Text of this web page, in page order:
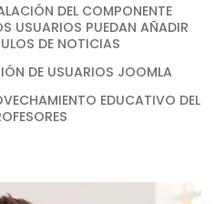
DEL COMPONENTE
USUARIOS PUEDAN AÑADIR
DE NOTICIAS
DE USUARIOS JOOMLA
EDUCATIVO DEL